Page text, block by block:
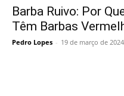
Barba Ruivo: Por
Têm Barbas
Pedro Lopes - 19 de março de 2024